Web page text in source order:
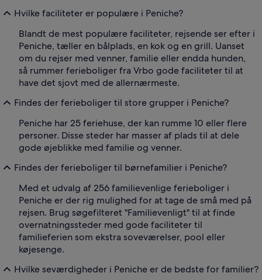
Hvilke faciliteter er populære i Peniche?
Blandt de mest populære faciliteter, rejsende ser efter i
Peniche, tæller en bålplads, en kok og en grill. Uanset
om du rejser med venner, familie eller endda hunden,
så rummer ferieboliger fra Vrbo gode faciliteter til at
have det sjovt med de allernærmeste.
Findes der ferieboliger til store grupper i Peniche?
Peniche har 25 feriehuse, der kan rumme 10 eller flere
personer. Disse steder har masser af plads til at dele
gode øjeblikke med familie og venner.
Findes der ferieboliger til børnefamilier i Peniche?
Med et udvalg af 256 familievenlige ferieboliger i
Peniche er der rig mulighed for at tage de små med på
rejsen. Brug søgefilteret "Familievenligt" til at finde
overnatningssteder med gode faciliteter til
familieferien som ekstra soveværelser, pool eller
køjesenge.
Hvilke seværdigheder i Peniche er de bedste for familier?